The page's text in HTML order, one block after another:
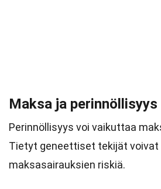
Maksa ja perinnöllisyys
Perinnöllisyys voi vaikuttaa
Tietyt geneettiset tekijät voivat
maksasairauksien riskiä.